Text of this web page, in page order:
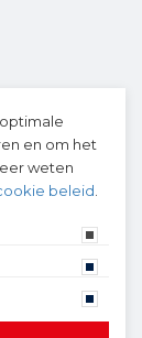
en om het
weten
beleid